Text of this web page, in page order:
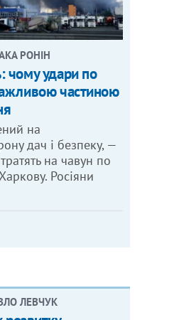
РОНІН
чому удари по
частиною
на
дач і безпеку, —
на чавун по
Росіяни
ЛЕВЧУК